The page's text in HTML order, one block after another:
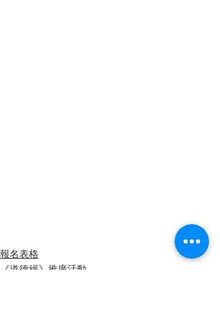
報名表格
《道德經》推廣活動